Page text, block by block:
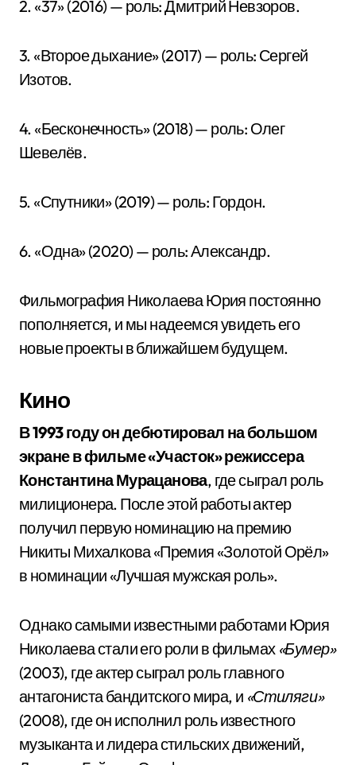
2. «37» (2016) — роль: Дмитрий Невзоров.
3. «Второе дыхание» (2017) — роль: Сергей
Изотов.
4. «Бесконечность» (2018) — роль: Олег
Шевелёв.
5. «Спутники» (2019) — роль: Гордон.
6. «Одна» (2020) — роль: Александр.
Фильмография Николаева Юрия постоянно
пополняется, и мы надеемся увидеть его
новые проекты в ближайшем будущем.
Кино
В 1993 году он дебютировал на большом
экране в фильме «Участок» режиссера
Константина Мурацанова, где сыграл роль
милиционера. После этой работы актер
получил первую номинацию на премию
Никиты Михалкова «Премия «Золотой Орёл»
в номинации «Лучшая мужская роль».
Однако самыми известными работами Юрия
Николаева стали его роли в фильмах «Бумер»
(2003), где актер сыграл роль главного
антагониста бандитского мира, и «Стиляги»
(2008), где он исполнил роль известного
музыканта и лидера стильских движений,